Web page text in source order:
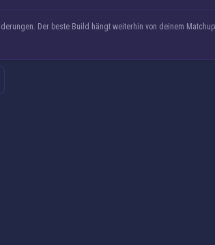
Der beste Build hängt weiterhin von deinem